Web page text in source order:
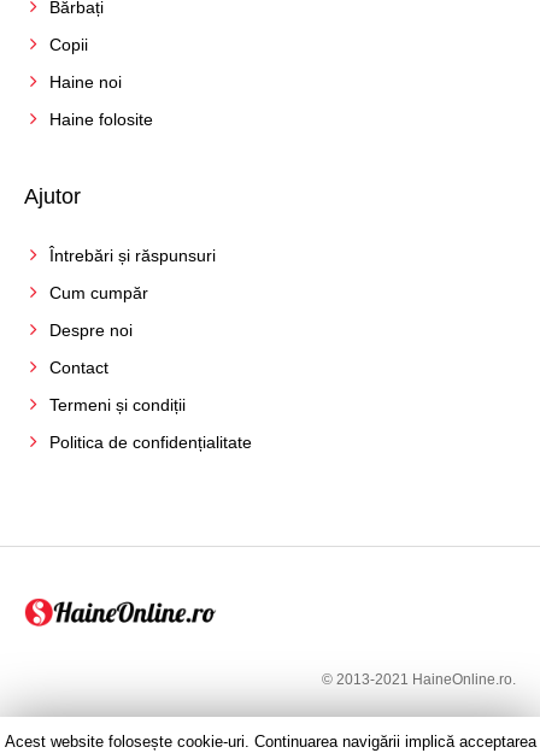
Bărbați
Copii
Haine noi
Haine folosite
Ajutor
Întrebări și răspunsuri
Cum cumpăr
Despre noi
Contact
Termeni și condiții
Politica de confidențialitate
© 2013-2021 HaineOnline.ro.
Acest website folosește cookie-uri. Continuarea navigării implică acceptarea